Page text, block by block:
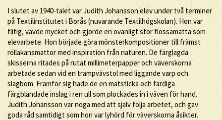
I slutet av 1940-talet var Judith Johansson elev under två terminer
på Textilinstitutet i Borås (nuvarande Textilhögskolan). Hon var
flitig, vävde mycket och gjorde en ovanligt stor flossamatta som
elevarbete. Hon började göra mönsterkompositioner till främst
röllakansmattor med inspiration från naturen. De färglagda
skisserna ritades på rutat millimeterpapper och väverskorna
arbetade sedan vid en trampvävstol med liggande varp och
slagbom. Framför sig hade de en mätsticka och färdiga
färgblandade inslag i ren ull som plockades in i väven för hand.
Judith Johansson var noga med att själv följa arbetet, och gav
goda råd samtidigt som hon var lyhörd för väverskorna åsikter.